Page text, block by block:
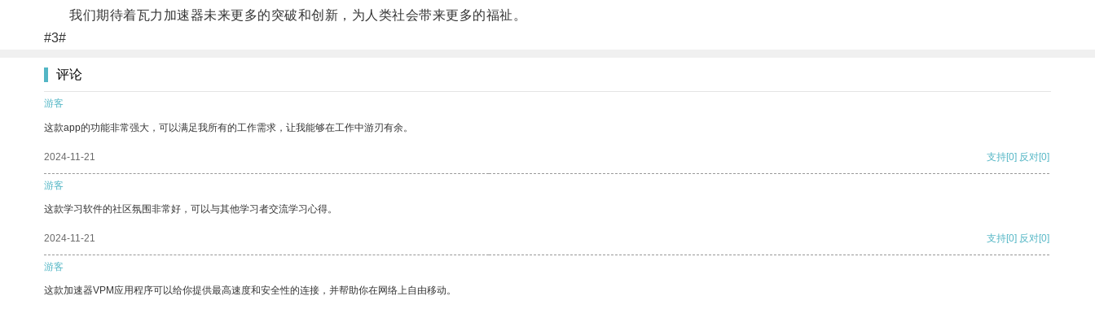
我们期待着瓦力加速器未来更多的突破和创新，为人类社会带来更多的福祉。
#3#
评论
游客
这款app的功能非常强大，可以满足我所有的工作需求，让我能够在工作中游刃有余。
2024-11-21 支持[0] 反对[0]
游客
这款学习软件的社区氛围非常好，可以与其他学习者交流学习心得。
2024-11-21 支持[0] 反对[0]
游客
这款加速器VPM应用程序可以给你提供最高速度和安全性的连接，并帮助你在网络上自由移动。